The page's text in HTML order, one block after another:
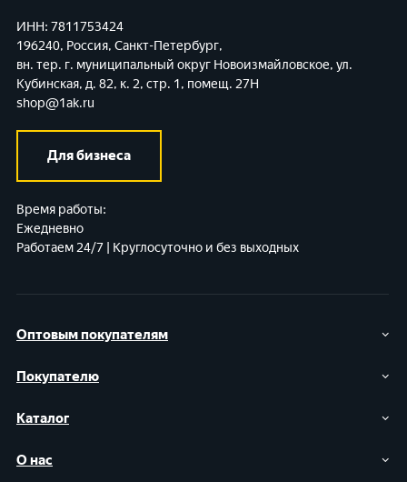
Оптовым покупателям
Покупателю
Каталог
О нас
ИНН: 7811753424
196240, Россия, Санкт-Петербург,
вн. тер. г. муниципальный округ Новоизмайловское, ул.
Кубинская, д. 82, к. 2, стр. 1, помещ. 27Н
shop@1ak.ru
Для бизнеса
Время работы:
Ежедневно
Работаем 24/7 | Круглосуточно и без выходных